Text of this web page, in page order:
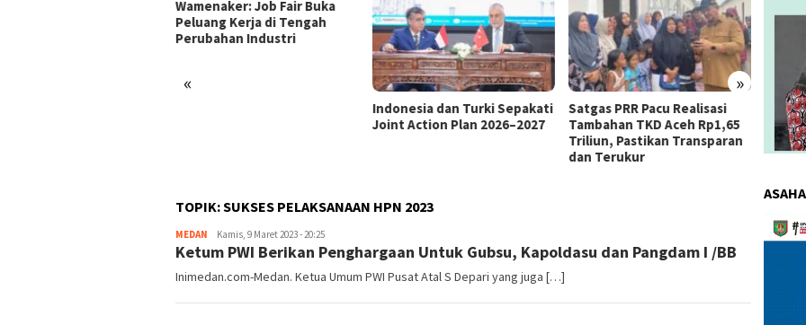
« »
Satgas PRR Pacu Realisasi
Tambahan TKD Aceh Rp1,65
Kemnaker Berhasil Mediasi
Perselisihan PHK PT Amos
Indah Indonesia Perselisihan
PHK PT Amos Indah Indonesia
The
TOPIK:SUKSES PELAKSANAAN HPN 2023
MEDAN redaksi
Kamis, 9 Maret 2023 - 20:25
Ketum PWI Berikan Penghargaan Untuk Gubsu, Kapoldasu dan Pangdam I /BB
Inimedan.com-Medan. Ketua Umum PWI Pusat Atal S Depari yang juga […]
Video